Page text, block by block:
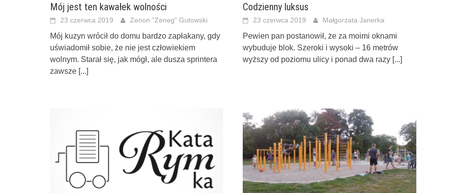
Mój jest ten kawałek wolności
23 czerwca 2019 Zenon "Zeneg" Gutowski
Mój kuzyn wrócił do domu bardzo zapłakany, gdy
uświadomił sobie, że nie jest człowiekiem
wolnym. Starał się, jak mógł, ale dusza sprintera
zawsze [...]
Codzienny luksus
23 czerwca 2019 Małgorzata Janerka
Pewien pan postanowił, że za moimi oknami
wybuduje blok. Szeroki i wysoki – 16 metrów
wyższy od poziomu ulicy i ponad dwa razy [...]